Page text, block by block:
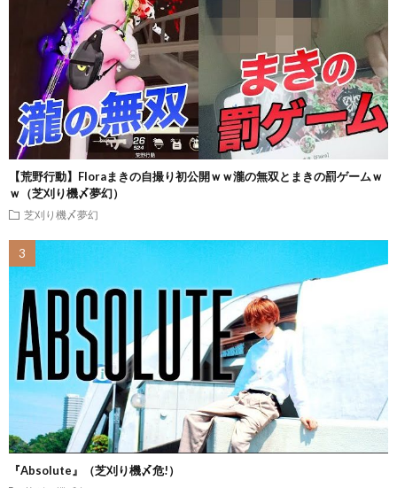
【荒野行動】Floraまきの自撮り初公開ｗｗ瀧の無双とまきの罰ゲームｗ
ｗ（芝刈り機〆夢幻）
芝刈り機〆夢幻
『Absolute』（芝刈り機〆危!）